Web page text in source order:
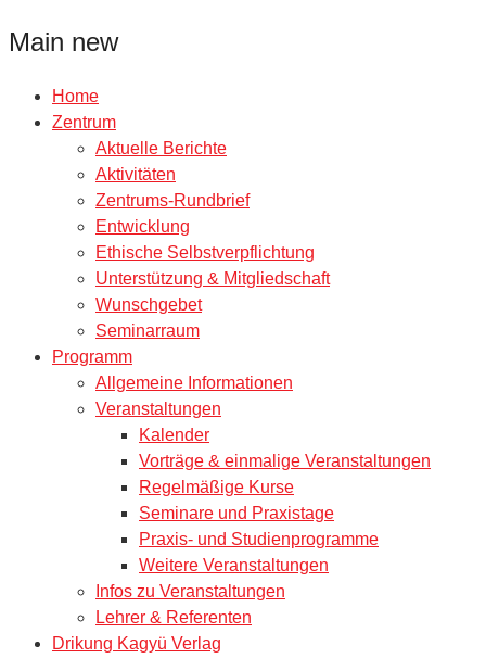
Main new
Home
Zentrum
Aktuelle Berichte
Aktivitäten
Zentrums-Rundbrief
Entwicklung
Ethische Selbstverpflichtung
Unterstützung & Mitgliedschaft
Wunschgebet
Seminarraum
Programm
Allgemeine Informationen
Veranstaltungen
Kalender
Vorträge & einmalige Veranstaltungen
Regelmäßige Kurse
Seminare und Praxistage
Praxis- und Studienprogramme
Weitere Veranstaltungen
Infos zu Veranstaltungen
Lehrer & Referenten
Drikung Kagyü Verlag